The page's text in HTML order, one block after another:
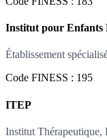
Institut pour Enfants
Établissement
Code FINESS : 195
ITEP
Institut Thérapeutique,